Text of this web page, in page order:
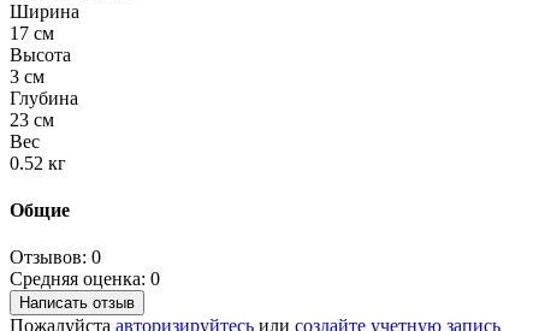
Ширина
17 см
Высота
3 см
Глубина
23 см
Вес
0.52 кг
Общие
Отзывов: 0
Средняя оценка: 0
Написать отзыв
Пожалуйста авторизируйтесь или создайте учетную запись